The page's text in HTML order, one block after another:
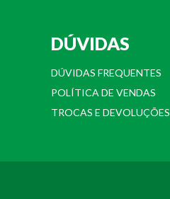
DÚVIDAS
DÚVIDAS FREQUENTES
POLÍTICA DE VENDAS
TROCAS E DEVOLUÇÕES